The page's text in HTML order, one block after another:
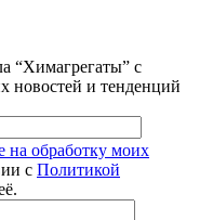
“Химагрегаты” с
новостей и тенденций
на обработку моих
с Политикой